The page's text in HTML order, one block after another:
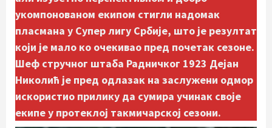
укомпонованом екипом стигли надомак
пласмана у Супер лигу Србије, што је резултат
који је мало ко очекивао пред почетак сезоне.
Шеф стручног штаба Радничког 1923 Дејан
Николић је пред одлазак на заслужени одмор
искористио прилику да сумира учинак своје
екипеу протеклој такмичарској сезони.